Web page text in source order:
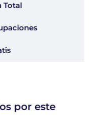
Total
por este